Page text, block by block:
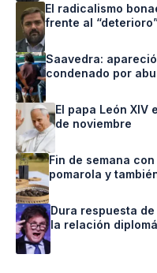
El radicalismo
frente al
Saavedra:
condenado por
El papa León XIV
de noviembre
Fin de semana
pomarola y
Dura respuesta
la relación